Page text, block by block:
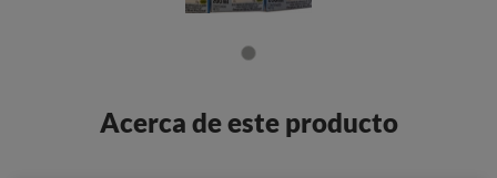
Acerca de este producto